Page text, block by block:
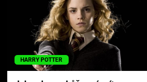
HARRY POTTER